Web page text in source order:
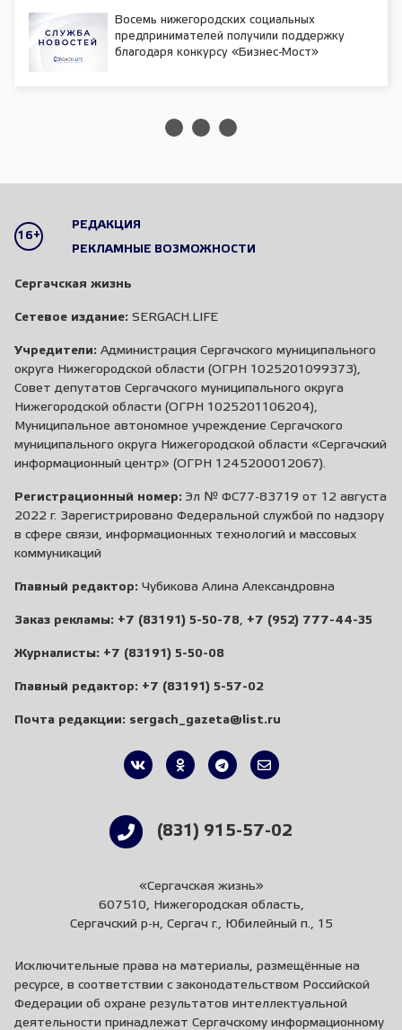
Восемь нижегородских социальных
предпринимателей получили поддержку
благодаря конкурсу «Бизнес-Мост»
16+
РЕДАКЦИЯ
РЕКЛАМНЫЕ ВОЗМОЖНОСТИ
Сергачская жизнь
Сетевое издание: SERGACH.LIFE
Учредители: Администрация Сергачского муниципального
округа Нижегородской области (ОГРН 1025201099373),
Совет депутатов Сергачского муниципального округа
Нижегородской области (ОГРН 1025201106204),
Муниципальное автономное учреждение Сергачского
муниципального округа Нижегородской области «Сергачский
информационный центр» (ОГРН 1245200012067).
Регистрационный номер: Эл № ФС77-83719 от 12 августа
2022 г. Зарегистрировано Федеральной службой по надзору
в сфере связи, информационных технологий и массовых
коммуникаций
Главный редактор: Чубикова Алина Александровна
Заказ рекламы: +7 (83191) 5-50-78 +7 (952) 777-44-35
Журналисты: +7 (83191) 5-50-08
Главный редактор: +7 (83191) 5-57-02
Почта редакции: sergach_gazeta@list.ru
(831) 915-57-02
«Сергачская жизнь»
607510, Нижегородская область,
Сергачский р-н, Сергач г., Юбилейный п., 15
Исключительные права на материалы, размещённые на
ресурсе, в соответствии с законодательством Российской
Федерации об охране результатов интеллектуальной
деятельности принадлежат Сергачскому информационному